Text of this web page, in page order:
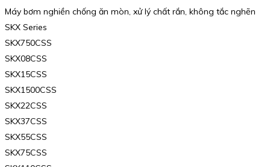
Máy bơm nghiền chống ăn mòn, xử lý chất rắn, không tắc nghẽn
SKX Series
SKX750CSS
SKX08CSS
SKX15CSS
SKX1500CSS
SKX22CSS
SKX37CSS
SKX55CSS
SKX75CSS